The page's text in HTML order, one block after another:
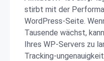
stirbt mit der
WordPress-Seite.
Tausende wächst,
Ihres WP-Servers zu
Tracking-